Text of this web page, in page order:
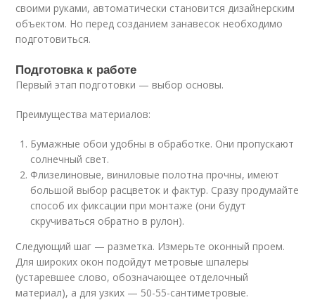
своими руками, автоматически становится дизайнерским
объектом. Но перед созданием занавесок необходимо
подготовиться.
Подготовка к работе
Первый этап подготовки — выбор основы.
Преимущества материалов:
Бумажные обои удобны в обработке. Они пропускают
солнечный свет.
Флизелиновые, виниловые полотна прочны, имеют
большой выбор расцветок и фактур. Сразу продумайте
способ их фиксации при монтаже (они будут
скручиваться обратно в рулон).
Следующий шаг — разметка. Измерьте оконный проем.
Для широких окон подойдут метровые шпалеры
(устаревшее слово, обозначающее отделочный
материал), а для узких — 50-55-сантиметровые.